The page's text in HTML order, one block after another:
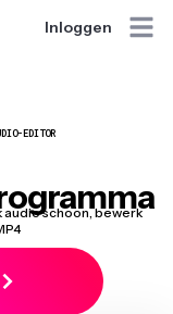
Inloggen
EDITOR
schoon, bewerk